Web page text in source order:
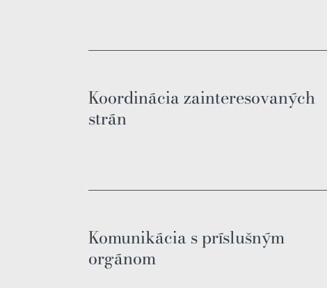
Koordinácia zainteresovaných
strán
Komunikácia s príslušným
orgánom